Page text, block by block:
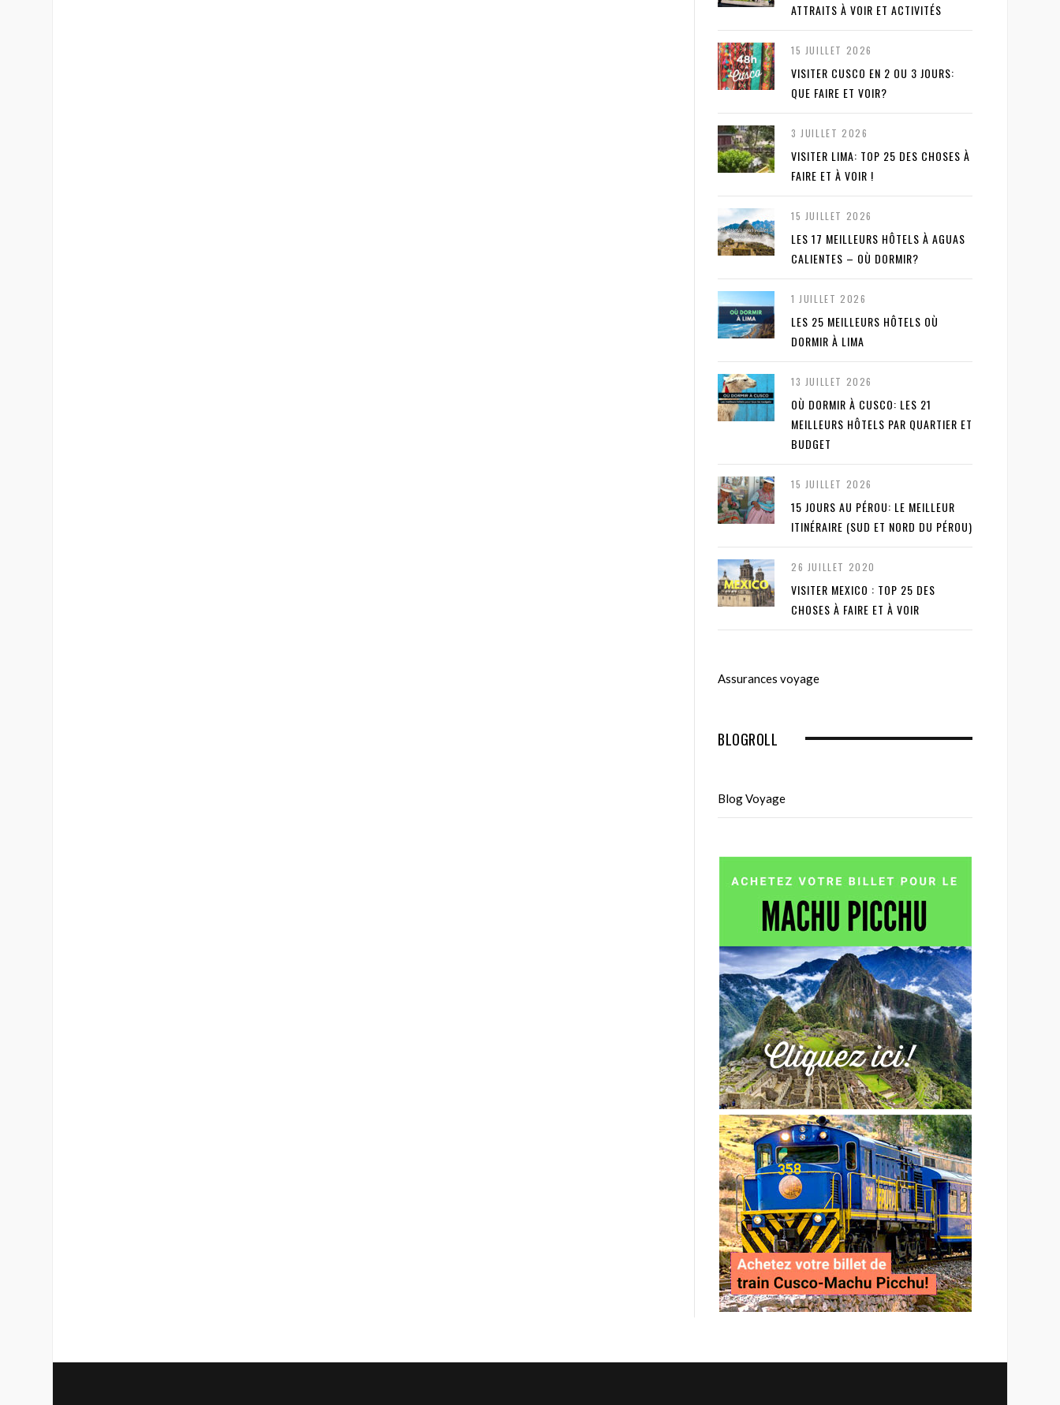
ATTRAITS À VOIR ET ACTIVITÉS
15 JUILLET 2026
VISITER CUSCO EN 2 OU 3 JOURS:
QUE FAIRE ET VOIR?
3 JUILLET 2026
VISITER LIMA: TOP 25 DES CHOSES À
FAIRE ET À VOIR !
15 JUILLET 2026
LES 17 MEILLEURS HÔTELS À AGUAS
CALIENTES – OÙ DORMIR?
1 JUILLET 2026
LES 25 MEILLEURS HÔTELS OÙ
DORMIR À LIMA
13 JUILLET 2026
OÙ DORMIR À CUSCO: LES 21
MEILLEURS HÔTELS PAR QUARTIER ET
BUDGET
15 JUILLET 2026
15 JOURS AU PÉROU: LE MEILLEUR
ITINÉRAIRE (SUD ET NORD DU PÉROU)
26 JUILLET 2020
VISITER MEXICO : TOP 25 DES
CHOSES À FAIRE ET À VOIR
Assurances voyage
BLOGROLL
Blog Voyage